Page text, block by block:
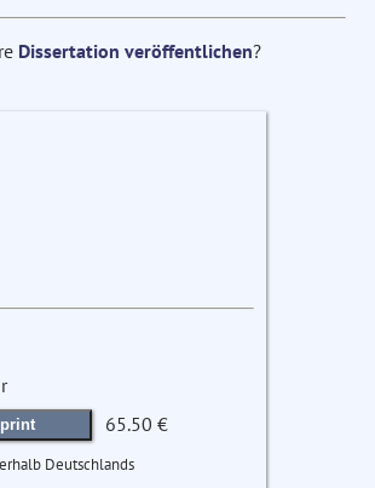
Dissertation veröffentlichen?
print 65.50 €
Deutschlands